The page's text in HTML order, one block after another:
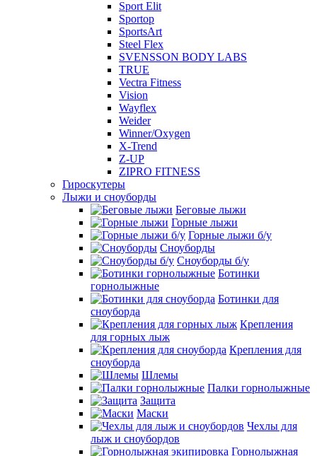
Sport Elit
Sportop
SportsArt
Steel Flex
SVENSSON BODY LABS
TRUE
Vectra Fitness
Vision
Wayflex
Weider
Winner/Oxygen
X-Trend
Z-UP
ZIPRO FITNESS
Гироскутеры
Лыжи и сноуборды
Беговые лыжи
Горные лыжи
Горные лыжи б/у
Сноуборды
Сноуборды б/у
Ботинки
горнолыжные
Ботинки для
сноуборда
Крепления
для горных лыж
Крепления для
сноуборда
Шлемы
Палки горнолыжные
Защита
Маски
Чехлы для
лыж и сноубордов
Горнолыжная